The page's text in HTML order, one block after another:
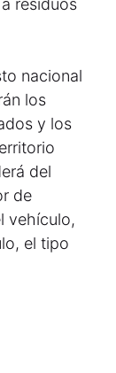
residuos
nacional
los
y los
del
de
vehículo,
el tipo